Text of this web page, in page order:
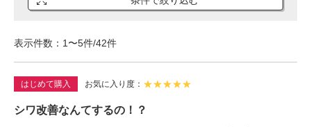
表示件数：1〜5件/42件
はじめて購入 お気に入り度 ★★★★★
シワ改善なんてするの！？